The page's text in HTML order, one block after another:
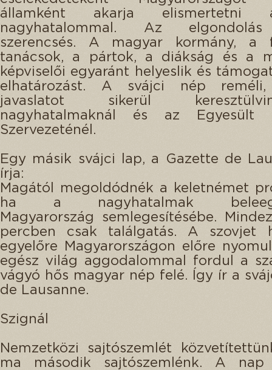
államként akarja
nagyhatalommal. Az
szerencsés. A magyar kormány, a
tanácsok, a pártok, a diákság és a
képviselői egyaránt helyeslik és
elhatározást. A svájci nép
javaslatot sikerül
nagyhatalmaknál és az Egyesült
Szervezeténél.
Egy másik svájci lap, a Gazette de
írja:
Magától megoldódnék a keletnémet
ha a nagyhatalmak
Magyarország semlegesítésébe.
percben csak találgatás. A szovjet
egyelőre Magyarországon előre
egész világ aggodalommal fordul a
vágyó hős magyar nép felé. Így ír a
de Lausanne.
Szignál
Nemzetközi sajtószemlét
ma második sajtószemlénk. A nap